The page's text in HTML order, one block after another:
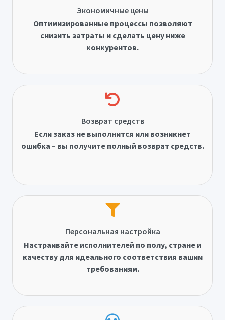
Экономичные цены
Оптимизированные процессы позволяют
снизить затраты и сделать цену ниже
конкурентов.
Возврат средств
Если заказ не выполнится или возникнет
ошибка – вы получите полный возврат средств.
Персональная настройка
Настраивайте исполнителей по полу, стране и
качеству для идеального соответствия вашим
требованиям.